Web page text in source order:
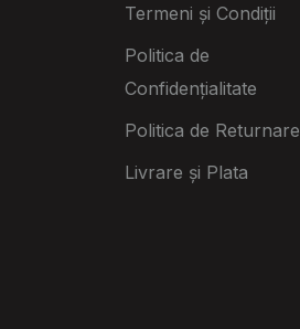
Termeni și Condiții
Politica de
Confidențialitate
Politica de Returnare
Livrare și Plata